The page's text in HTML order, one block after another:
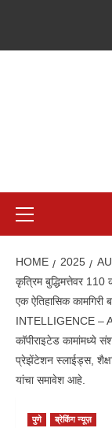
HOME 2025
कृत्रिम बुद्धिमत्तेवर
एक ऐतिहासिक कामगिरी
INTELLIGENCE –
कॉपीराइटेड कामांमध्ये
प्रेझेंटेशन स्लाईड्स,
यांचा समावेश आहे.
पुणे ब्रेकिंग न्यूज़